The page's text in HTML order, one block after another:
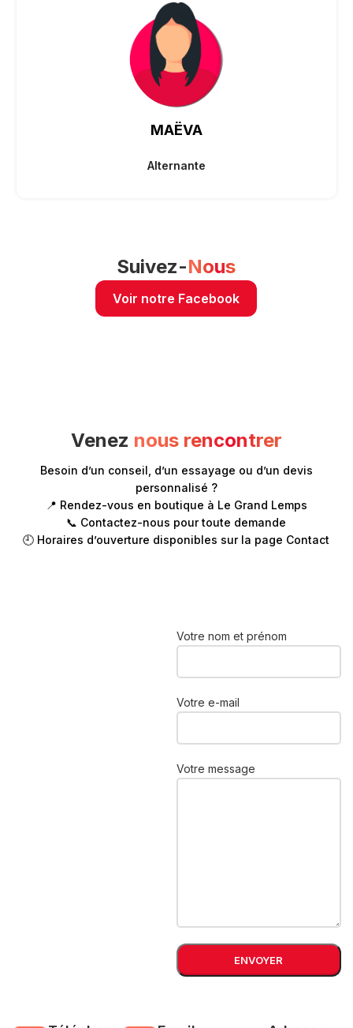
MAËVA
Alternante
Suivez-Nous
Voir notre Facebook
Venez nous rencontrer
Besoin d’un conseil, d’un essayage ou d’un devis
personnalisé ?
📍 Rendez-vous en boutique à Le Grand Lemps
📞 Contactez-nous pour toute demande
🕘 Horaires d’ouverture disponibles sur la page Contact
Votre nom et prénom
Votre e-mail
Votre message